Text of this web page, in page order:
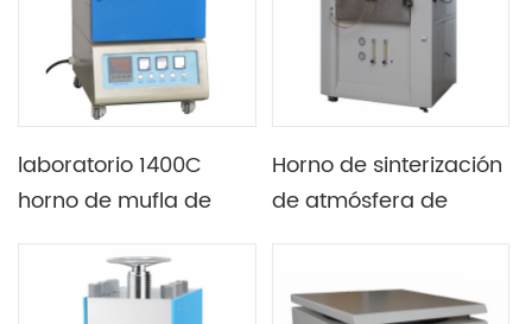
laboratorio 1400C
horno de mufla de
tamaños de cámara
disponibles
Horno de sinterización
de atmósfera de
control de gas y